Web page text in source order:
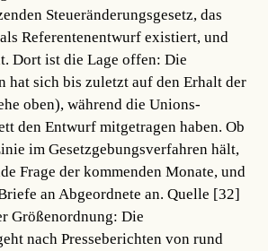
Steueränderungsgesetz, das
Referentenentwurf existiert, und
Dort ist die Lage offen: Die
hat sich bis zuletzt auf den Erhalt der
oben), während die Unions-
den Entwurf mitgetragen haben. Ob
im Gesetzgebungsverfahren hält,
Frage der kommenden Monate, und
an Abgeordnete an.Quelle [32]
Größenordnung: Die
nach Presseberichten von rund